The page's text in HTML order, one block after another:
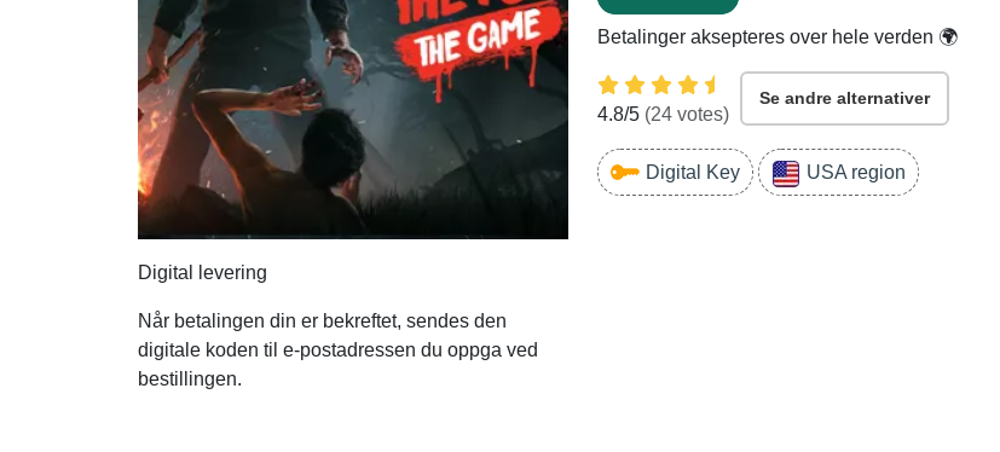
Digital levering
Når betalingen din er bekreftet, sendes den
digitale koden til e-postadressen du oppga ved
bestillingen.
Betalinger aksepteres over hele verden 🌍
4.8/5 (24 votes)
Se andre alternativer
Digital Key USA region